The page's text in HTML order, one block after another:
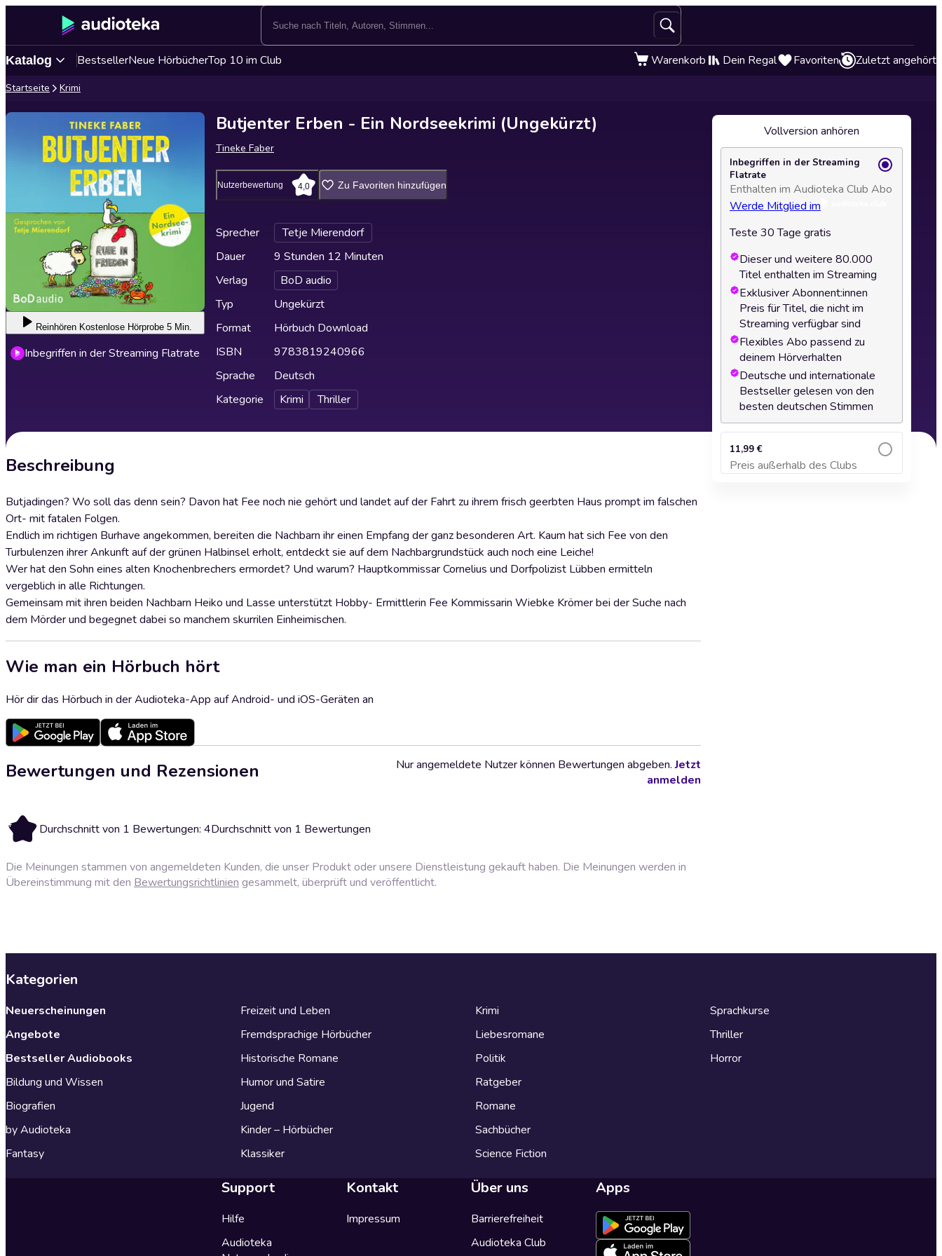
Katalog BestsellerNeue HörbücherTop 10 im Club Warenkorb Dein Regal Favoriten Zuletzt angehört
Startseite Krimi
Reinhören Kostenlose Hörprobe 5 Min.
Inbegriffen in der Streaming Flatrate
Butjenter Erben - Ein Nordseekrimi (Ungekürzt)
Tineke Faber
Nutzerbewertung 4,0 Zu Favoriten hinzufügen
Sprecher
Tetje Mierendorf
Dauer
9 Stunden 12 Minuten
Verlag
BoD audio
Typ
Ungekürzt
Format
Hörbuch Download
ISBN
9783819240966
Sprache
Deutsch
Kategorie
Krimi Thriller
Beschreibung
Butjadingen? Wo soll das denn sein? Davon hat Fee noch nie gehört und landet auf der Fahrt zu ihrem frisch geerbten Haus prompt im falschen
Ort- mit fatalen Folgen.
Endlich im richtigen Burhave angekommen, bereiten die Nachbarn ihr einen Empfang der ganz besonderen Art. Kaum hat sich Fee von den
Turbulenzen ihrer Ankunft auf der grünen Halbinsel erholt, entdeckt sie auf dem Nachbargrundstück auch noch eine Leiche!
Wer hat den Sohn eines alten Knochenbrechers ermordet? Und warum? Hauptkommissar Cornelius und Dorfpolizist Lübben ermitteln
vergeblich in alle Richtungen.
Gemeinsam mit ihren beiden Nachbarn Heiko und Lasse unterstützt Hobby- Ermittlerin Fee Kommissarin Wiebke Krömer bei der Suche nach
dem Mörder und begegnet dabei so manchem skurrilen Einheimischen.
Wie man ein Hörbuch hört
Hör dir das Hörbuch in der Audioteka-App auf Android- und iOS-Geräten an
Bewertungen und Rezensionen
4 Durchschnitt von 1 Bewertungen: 4Durchschnitt von 1 Bewertungen
Nur angemeldete Nutzer können Bewertungen abgeben.Jetzt
anmelden
Die Meinungen stammen von angemeldeten Kunden, die unser Produkt oder unsere Dienstleistung gekauft haben. Die Meinungen werden in
Übereinstimmung mit den Bewertungsrichtlinien gesammelt, überprüft und veröffentlicht.
Vollversion anhören
Inbegriffen in der Streaming
Flatrate
Enthalten im Audioteka Club Abo
Werde Mitglied im
Teste 30 Tage gratis
Dieser und weitere 80.000
Titel enthalten im Streaming
Exklusiver Abonnent:innen
Preis für Titel, die nicht im
Streaming verfügbar sind
Flexibles Abo passend zu
deinem Hörverhalten
Deutsche und internationale
Bestseller gelesen von den
besten deutschen Stimmen
11,99 €
Preis außerhalb des Clubs
Zum Warenkorb hinzufügen
Kategorien
Neuerscheinungen
Angebote
Bestseller Audiobooks
Bildung und Wissen
Biografien
by Audioteka
Fantasy
Freizeit und Leben
Fremdsprachige Hörbücher
Historische Romane
Humor und Satire
Jugend
Kinder – Hörbücher
Klassiker
Krimi
Liebesromane
Politik
Ratgeber
Romane
Sachbücher
Science Fiction
Sprachkurse
Thriller
Horror
Support
Hilfe
Audioteka
Kontakt
Impressum
Über uns
Barrierefreiheit
Audioteka Club
Apps